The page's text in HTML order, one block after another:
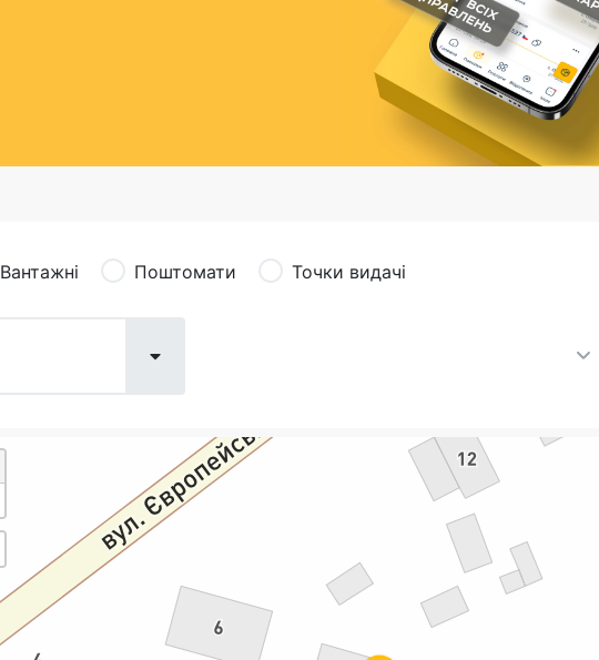
Страхові
Каталог
Вантажні Поштомати Точки видачі
Укрпошта Експрес/тариф
«Пріоритетний»
Укрпошта Стандарт/тариф «Базовий»
Доставка за межі України
Фінансові послуги:
Термінові перекази
Перекази
Комунальні та інші